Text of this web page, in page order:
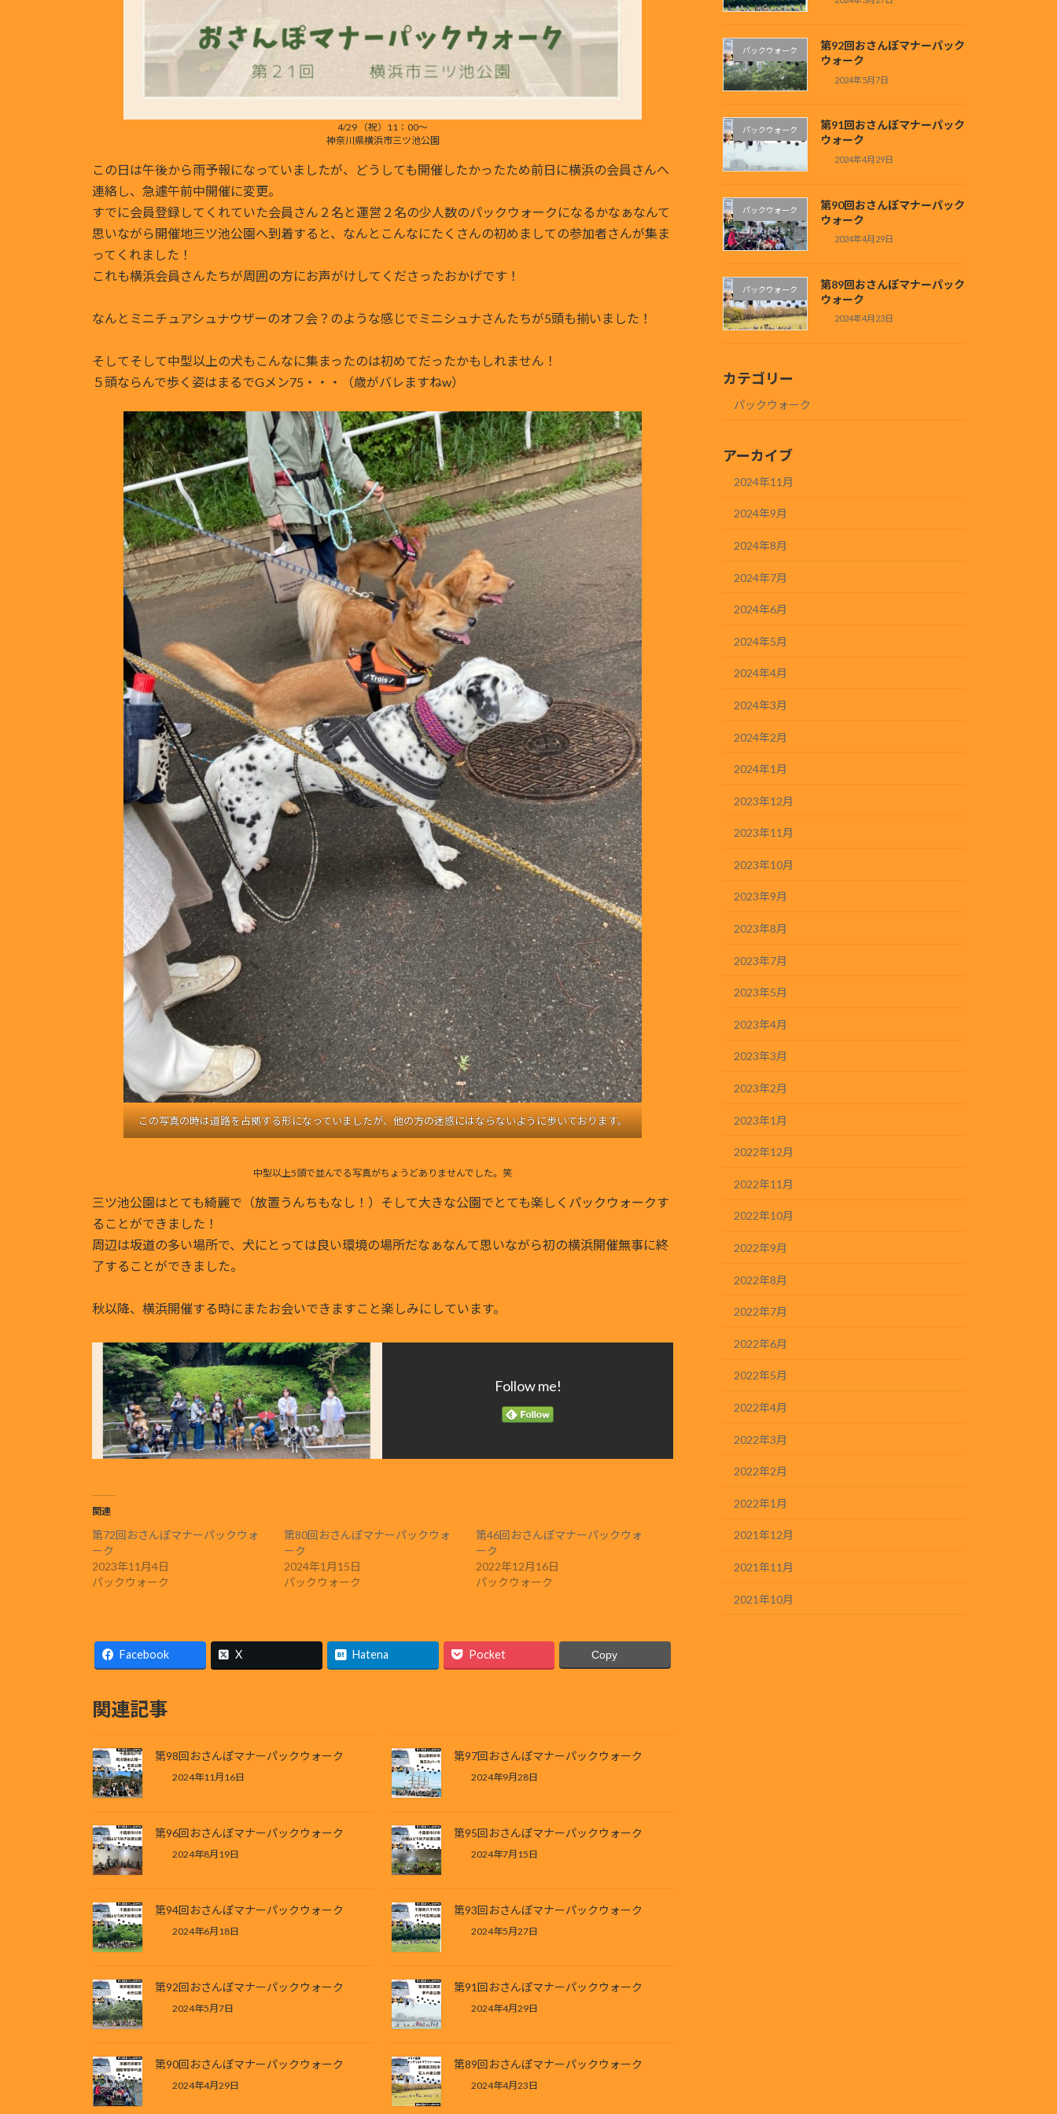
4/29 （祝）11：00〜
神奈川県横浜市三ツ池公園
この日は午後から雨予報になっていましたが、どうしても開催したかったため前日に横浜の会員さんへ
連絡し、急遽午前中開催に変更。
すでに会員登録してくれていた会員さん２名と運営２名の少人数のパックウォークになるかなぁなんて
思いながら開催地三ツ池公園へ到着すると、なんとこんなにたくさんの初めましての参加者さんが集ま
ってくれました！
これも横浜会員さんたちが周囲の方にお声がけしてくださったおかげです！
なんとミニチュアシュナウザーのオフ会？のような感じでミニシュナさんたちが5頭も揃いました！
そしてそして中型以上の犬もこんなに集まったのは初めてだったかもしれません！
５頭ならんで歩く姿はまるでGメン75・・・（歳がバレますねw）
この写真の時は道路を占拠する形になっていましたが、他の方の迷惑にはならないように歩いております。
中型以上5頭で並んでる写真がちょうどありませんでした。笑
三ツ池公園はとても綺麗で（放置うんちもなし！）そして大きな公園でとても楽しくパックウォークす
ることができました！
周辺は坂道の多い場所で、犬にとっては良い環境の場所だなぁなんて思いながら初の横浜開催無事に終
了することができました。
秋以降、横浜開催する時にまたお会いできますこと楽しみにしています。
Follow me!
関連
第72回おさんぽマナーパックウォ
ーク
2023年11月4日
パックウォーク
第80回おさんぽマナーパックウォ
ーク
2024年1月15日
パックウォーク
第46回おさんぽマナーパックウォ
ーク
2022年12月16日
パックウォーク
Facebook X Hatena Pocket Copy
関連記事
第98回おさんぽマナーパックウォーク
2024年11月16日
第97回おさんぽマナーパックウォーク
2024年9月28日
第96回おさんぽマナーパックウォーク
2024年8月19日
第95回おさんぽマナーパックウォーク
2024年7月15日
第94回おさんぽマナーパックウォーク
2024年6月18日
第93回おさんぽマナーパックウォーク
2024年5月27日
第92回おさんぽマナーパックウォーク
2024年5月7日
第91回おさんぽマナーパックウォーク
2024年4月29日
第90回おさんぽマナーパックウォーク
2024年4月29日
第89回おさんぽマナーパックウォーク
2024年4月23日
パックウォーク
第92回おさんぽマナーパック
ウォーク
2024年5月7日
パックウォーク
第91回おさんぽマナーパック
ウォーク
2024年4月29日
パックウォーク
第90回おさんぽマナーパック
ウォーク
2024年4月29日
パックウォーク
第89回おさんぽマナーパック
ウォーク
2024年4月23日
カテゴリー
パックウォーク
アーカイブ
2024年11月
2024年9月
2024年8月
2024年7月
2024年6月
2024年5月
2024年4月
2024年3月
2024年2月
2024年1月
2023年12月
2023年11月
2023年10月
2023年9月
2023年8月
2023年7月
2023年5月
2023年4月
2023年3月
2023年2月
2023年1月
2022年12月
2022年11月
2022年10月
2022年9月
2022年8月
2022年7月
2022年6月
2022年5月
2022年4月
2022年3月
2022年2月
2022年1月
2021年12月
2021年11月
2021年10月